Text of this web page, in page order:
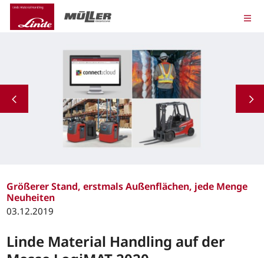
Größerer Stand, erstmals Außenflächen, jede Menge
Neuheiten
03.12.2019
Linde Material Handling auf der